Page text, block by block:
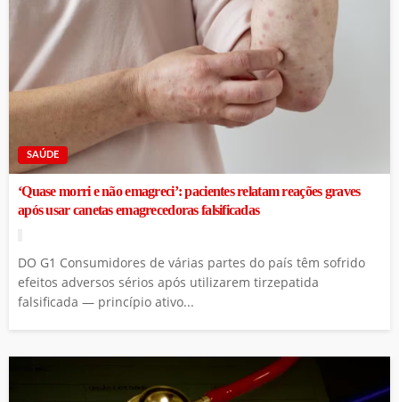
SAÚDE
‘Quase morri e não emagreci’: pacientes relatam reações graves
após usar canetas emagrecedoras falsificadas
DO G1 Consumidores de várias partes do país têm sofrido
efeitos adversos sérios após utilizarem tirzepatida
falsificada — princípio ativo...